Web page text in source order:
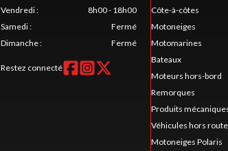
Vendredi:
8h00 - 18h00
Samedi:
Fermé
Dimanche: Fermé
Restez connecté
Côte-à-côtes
Motoneiges
Motomarines
Bateaux
Moteurs hors-bord
Remorques
Produits
Véhicules hors
Motoneiges Polaris